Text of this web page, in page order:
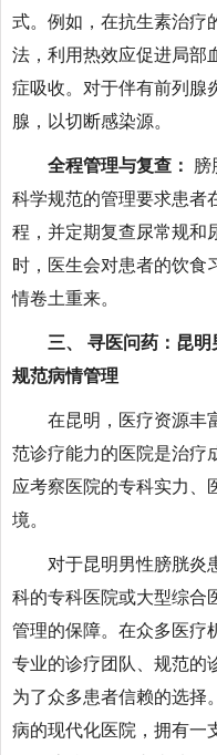
式。例如，在抗生素治疗
法，利用热效应促进局部
症吸收。对于伴有前列腺
腺，以切断感染源。
全程管理与复查：
膀
科学规范的管理要求患者
程，并定期复查尿常规和
时，医生会对患者的饮食
情卷土重来。
三、 寻医问药：昆
规范病情管理
在昆明，医疗资源丰
范诊疗能力的医院是治疗
应考察医院的专科实力、
境。
对于昆明男性膀胱炎
科的专科医院或大型综合
管理的保障。在众多医疗
专业的诊疗团队、规范的
为了众多患者信赖的选择
病的现代化医院，拥有一